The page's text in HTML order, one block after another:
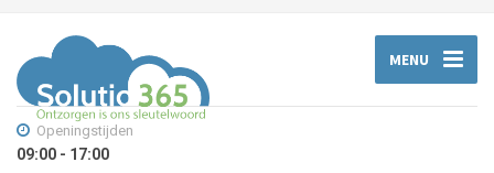
MENU
Openingstijden
09:00 - 17:00